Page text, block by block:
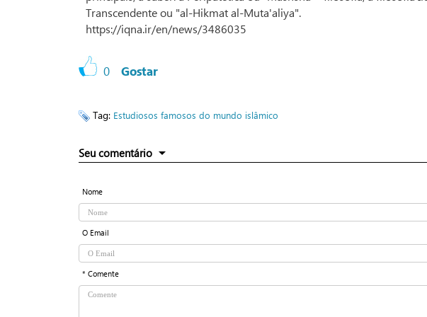
Transcendente ou "al-Hikmat al-Muta'aliya".
https://iqna.ir/en/news/3486035
0 Gostar
Tag: Estudiosos famosos do mundo islâmico
Seu comentário
Nome
O Email
* Comente